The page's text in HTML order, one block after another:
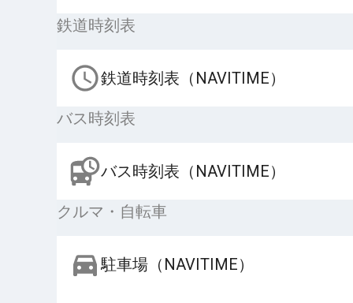
鉄道時刻表
鉄道時刻表（NAVITIME）
バス時刻表
バス時刻表（NAVITIME）
クルマ・自転車
駐車場（NAVITIME）